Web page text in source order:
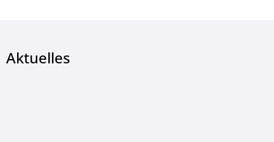
Aktuelles